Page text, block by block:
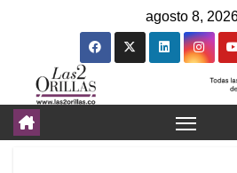
agosto 8,